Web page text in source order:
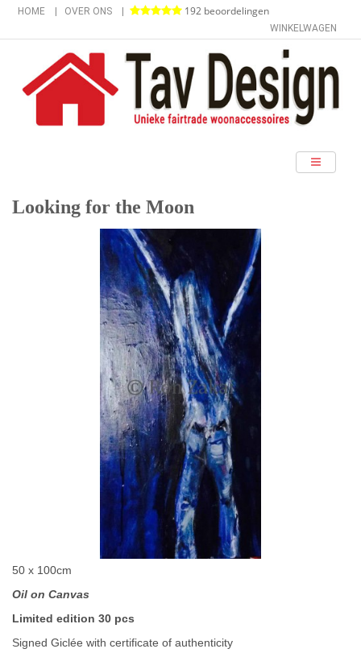
HOME OVER ONS 192 beoordelingen
WINKELWAGEN
Looking for the Moon
50 x 100cm
Oil on Canvas
Limited edition 30 pcs
Signed Giclée with certificate of authenticity